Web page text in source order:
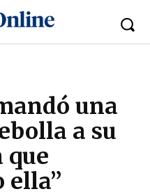
una
a su
que
ella”